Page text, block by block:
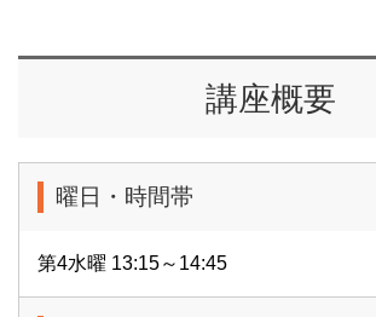
講座概要
曜日・時間帯
第4水曜 13:15～14:45